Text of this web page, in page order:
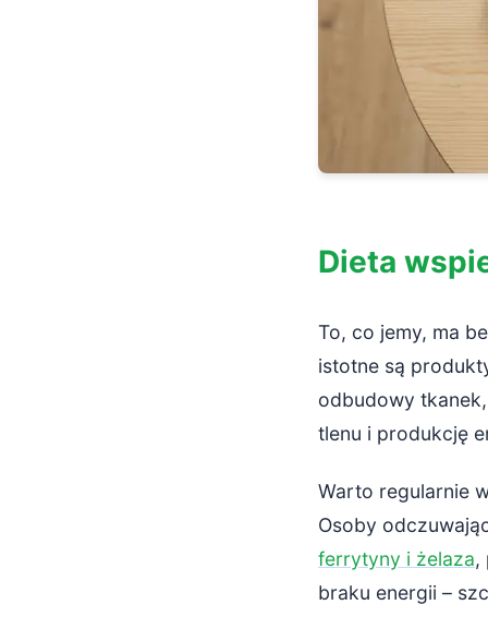
Dieta
To, co jemy, ma
istotne są
odbudowy
tlenu i produkcję
Warto regularnie
Osoby
ferrytyny i żelaza,
braku energii –